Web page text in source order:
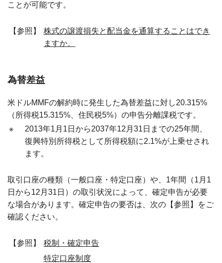
ことが可能です。
【参照】
株式の譲渡損失と配当金を通算することはでき
ますか。
為替差益
米ドルMMFの解約時に発生した為替差益に対し20.315%
（所得税15.315%、住民税5%）の申告分離課税です。
※
2013年1月1日から2037年12月31日までの25年間、
復興特別所得税として所得税額に2.1%が上乗せされ
ます。
取引口座の種類（一般口座・特定口座）や、1年間（1月1
日から12月31日）の取引状況によって、確定申告が必要
な場合があります。確定申告の要否は、次の【参照】をご
確認ください。
【参照】
税制・確定申告
特定口座制度